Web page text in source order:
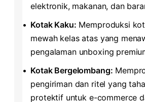
elektronik, makanan, dan
• ​Kotak Kaku:​ Memproduksi
mewah kelas atas yang
pengalaman unboxing
• ​Kotak Bergelombang:​
pengiriman dan ritel yang
protektif untuk e-commerce